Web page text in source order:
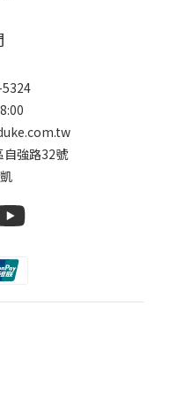
自強路32號